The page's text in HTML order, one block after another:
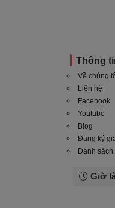
Thông
Về chúng
Liên hệ
Facebook
Youtube
Blog
Đăng ký
Danh
Giờ